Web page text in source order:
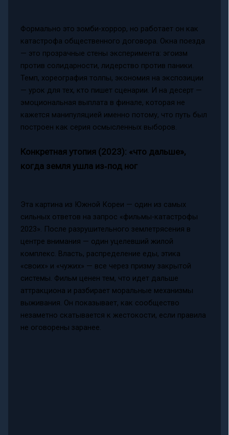
Формально это зомби‑хоррор, но работает он как
катастрофа общественного договора. Окна поезда
— это прозрачные стены эксперимента: эгоизм
против солидарности, лидерство против паники.
Темп, хореография толпы, экономия на экспозиции
— урок для тех, кто пишет сценарии. И на десерт —
эмоциональная выплата в финале, которая не
кажется манипуляцией именно потому, что путь был
построен как серия осмысленных выборов.
Конкретная утопия (2023): «что дальше»,
когда земля ушла из‑под ног
Эта картина из Южной Кореи — один из самых
сильных ответов на запрос «фильмы-катастрофы
2023». После разрушительного землетрясения в
центре внимания — один уцелевший жилой
комплекс. Власть, распределение еды, этика
«своих» и «чужих» — все через призму закрытой
системы. Фильм ценен тем, что идет дальше
аттракциона и разбирает моральные механизмы
выживания. Он показывает, как сообщество
незаметно скатывается к жестокости, если правила
не оговорены заранее.